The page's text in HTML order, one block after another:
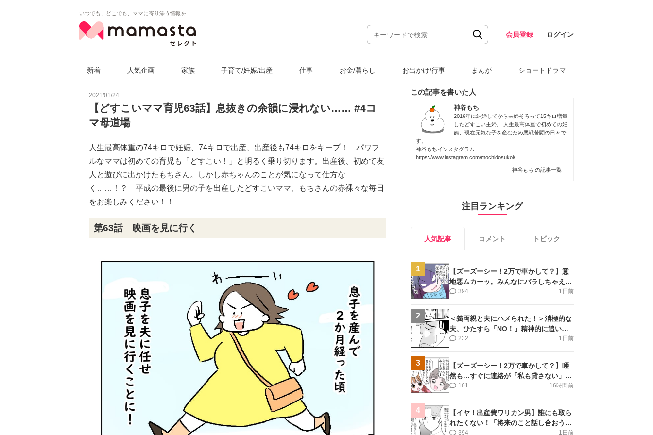
いつでも、どこでも、ママに寄り添う情報を
会員登録 ログイン
新着 人気企画 家族 子育て/妊娠/出産 仕事 お金/暮らし お出かけ/行事 まんが ショートドラマ
2021/01/24
【どすこいママ育児63話】息抜きの余韻に浸れない…… #4コ
マ母道場
人生最高体重の74キロで妊娠、74キロで出産、出産後も74キロをキープ！ パワフ
ルなママは初めての育児も「どすこい！」と明るく乗り切ります。出産後、初めて友
人と遊びに出かけたもちさん。しかし赤ちゃんのことが気になって仕方な
く……！？ 平成の最後に男の子を出産したどすこいママ、もちさんの赤裸々な毎日
をお楽しみください！！
第63話 映画を見に行く
この記事を書いた人
神谷もち
2016年に結婚してから夫婦そろって15キロ増量
したどすこい主婦。 人生最高体重で初めての妊
娠、現在元気な子を産むため悪戦苦闘の日々で
す。
神谷もちインスタグラム
https://www.instagram.com/mochidosukoi/
神谷もち の記事一覧 →
注目ランキング
人気記事 コメント トピック
1
【ズーズーシー！2万で車かして？】意
地悪ムカーッ。みんなにバラしちゃえ＜
第14話＞#4コマ母道場
1日前
394
2
＜義両親と夫にハメられた！＞消極的な
夫、ひたすら「NO！」精神的に追い詰
められ涙【第3話まんが】
1日前
232
3
【ズーズーシー！2万で車かして？】唖
然も…すぐに連絡が「私も貸さない」＜
第15話＞#4コマ母道場
16時間前
161
4
【イヤ！出産費ワリカン男】誰にも取ら
れたくない！「将来のこと話し合おう」
＜第9話＞#4コマ母道場
1日前
394